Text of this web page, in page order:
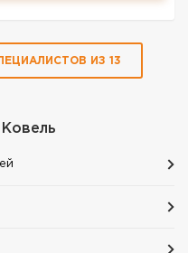
ИЗ 13
Ковель